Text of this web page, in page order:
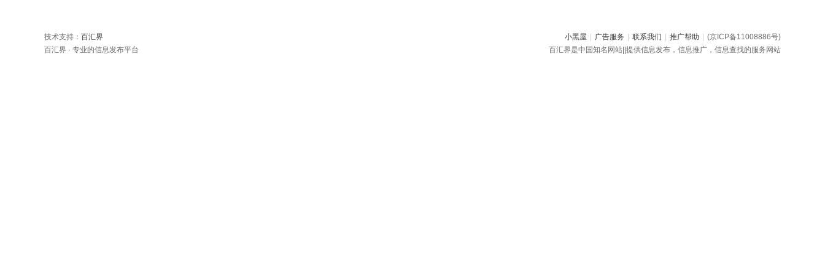
小黑屋 广告服务 联系我们 推广帮助
(京ICP备11008886号)
百汇界是中国知名网站||提供信息发布，信息推广，信息查找的服务网站
技术支持： 百汇界
百汇界 · 专业的信息发布平台